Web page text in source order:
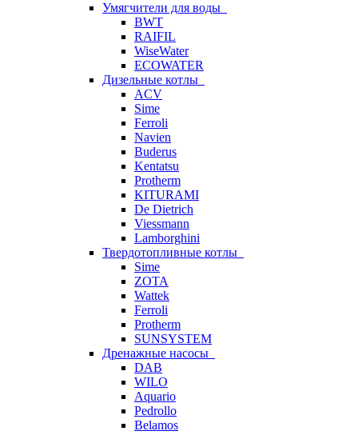
Умягчители для воды
BWT
RAIFIL
WiseWater
ECOWATER
Дизельные котлы
ACV
Sime
Ferroli
Navien
Buderus
Kentatsu
Protherm
KITURAMI
De Dietrich
Viessmann
Lamborghini
Твердотопливные котлы
Sime
ZOTA
Wattek
Ferroli
Protherm
SUNSYSTEM
Дренажные насосы
DAB
WILO
Aquario
Pedrollo
Belamos